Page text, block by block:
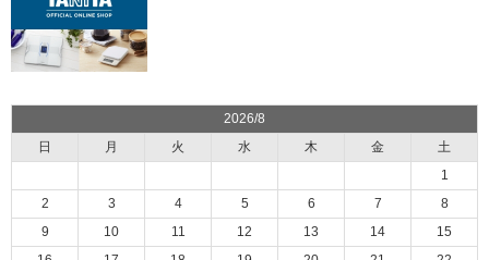
2026/8
日
月 火 水 木 金
土
1
2
3 4 5 6 7
8
9
10 11 12 13 14
15